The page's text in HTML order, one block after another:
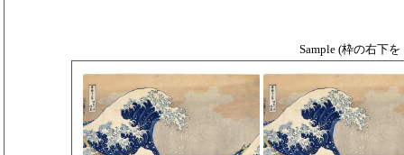
Sample (枠の右下